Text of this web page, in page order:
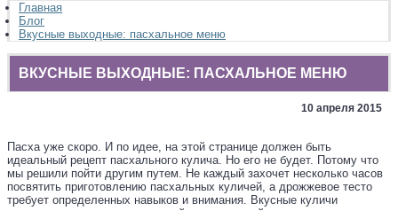
Главная
Блог
Вкусные выходные: пасхальное меню
ВКУСНЫЕ ВЫХОДНЫЕ: ПАСХАЛЬНОЕ МЕНЮ
10 апреля 2015
Пасха уже скоро. И по идее, на этой странице должен быть
идеальный рецепт пасхального кулича. Но его не будет. Потому что
мы решили пойти другим путем. Не каждый захочет несколько часов
посвятить приготовлению пасхальных куличей, а дрожжевое тесто
требует определенных навыков и внимания. Вкусные куличи